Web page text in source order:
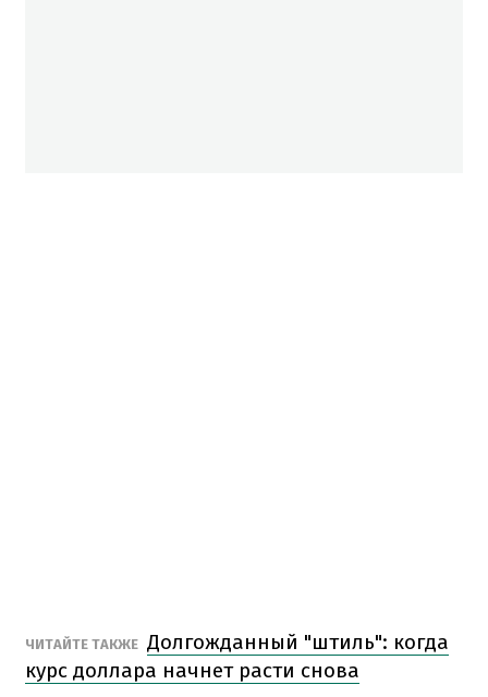
ЧИТАЙТЕ ТАКЖЕ Долгожданный "штиль": когда
курс доллара начнет расти снова